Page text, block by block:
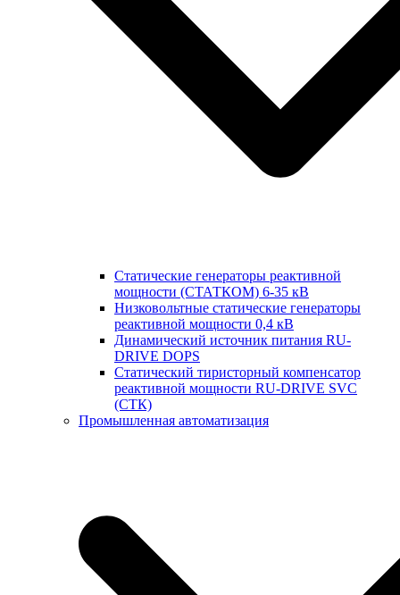
Статические генераторы реактивной
мощности (СТАТКОМ) 6-35 кВ
Низковольтные статические генераторы
реактивной мощности 0,4 кВ
Динамический источник питания RU-
DRIVE DOPS
Cтатический тиристорный компенсатор
реактивной мощности RU-DRIVE SVC
(СТК)
Промышленная автоматизация